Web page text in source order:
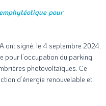
pour
ont signé, le 4 septembre 2024,
pour l’occupation du parking
photovoltaïques. Ce
d’énergie renouvelable et